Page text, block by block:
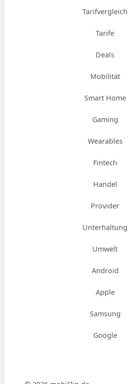
Tarifvergleich
Tarife
Deals
Mobilität
Smart Home
Gaming
Wearables
Fintech
Handel
Provider
Unterhaltung
Umwelt
Android
Apple
Samsung
Google